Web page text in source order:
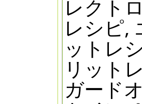
レクト
レシピ,
ットレ
リット
ガード